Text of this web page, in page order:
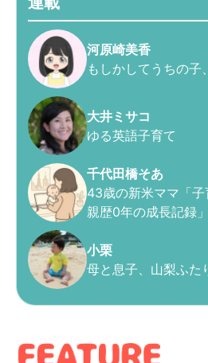
河原崎美香
もしかしてうちの子
大井ミサコ
ゆる英語子育て
千代田橋そあ
43歳の新米ママ「
親歴0年の成長記録」
小栗
母と息子、山梨ふた